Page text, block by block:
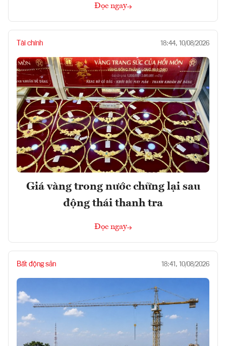
Đọc ngay
Tài chính 18:44, 10/08/2026
Giá vàng trong nước chững lại sau
động thái thanh tra
Đọc ngay
Bất động sản 18:41, 10/08/2026